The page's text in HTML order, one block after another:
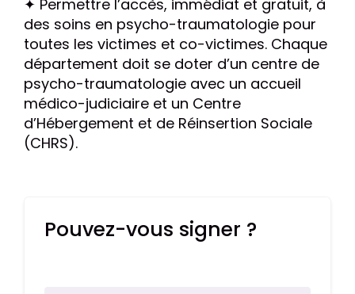
✦ Permettre l’accès, immédiat et gratuit, à
des soins en psycho-traumatologie pour
toutes les victimes et co-victimes. Chaque
département doit se doter d’un centre de
psycho-traumatologie avec un accueil
médico-judiciaire et un Centre
d’Hébergement et de Réinsertion Sociale
(CHRS).
Pouvez-vous signer ?